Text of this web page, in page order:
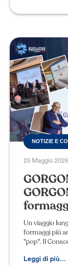
NOTIZIE E
25 Maggio 2026
Un viaggio
formaggi più
"pop". Il
Leggi di più…